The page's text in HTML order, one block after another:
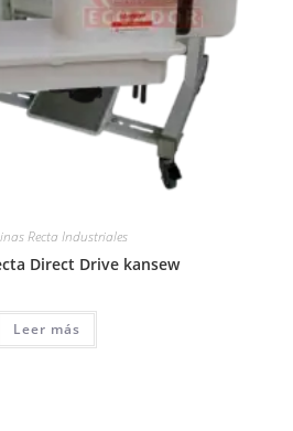
Recta Industriales
Direct Drive kansew
Leer más